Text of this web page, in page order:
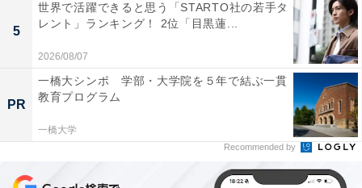
この記事の筆者：福島 ゆき プロフィール
アニメや漫画のレビュー、エンタメトピックスなどを中
心に、オールジャンルで執筆中のライター。時々、店舗
取材などのリポート記事も担当。All AboutおよびAll
About ニュースでのライター歴は6年。
次ページ
3位までの全ランキング結果を見
5
世界で活躍できると思う「STARTO社の若手タ
レント」ランキング！ 2位「目黒蓮...
2026/08/07
PR
一橋大シンポ 学部・大学院を５年で結ぶ一貫
教育プログラム
一橋大学
Recommended by